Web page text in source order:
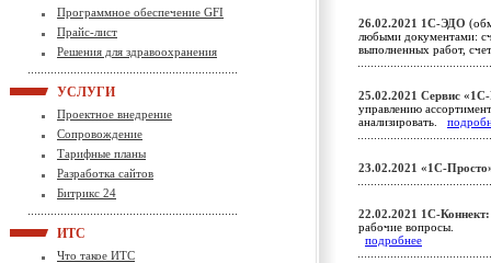
Программное обеспечение GFI
Прайс-лист
Решения для здравоохранения
УСЛУГИ
Проектное внедрение
Сопровождение
Тарифные планы
Разработка сайтов
Битрикс 24
ИТС
Что такое ИТС
26.02.2021 1С-ЭДО
любыми документами:
выполненных работ,
25.02.2021 Сервис
управлению
анализировать.
23.02.2021 «1С-
22.02.2021 1С-Коннект:
рабочие вопросы.
подробнее